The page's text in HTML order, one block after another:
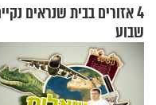
4 אזורים בבית שנראים
שבוע